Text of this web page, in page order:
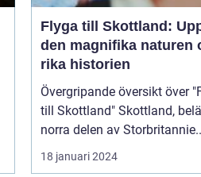
Flyga till Skottland:
den magnifika naturen
rika historien
Övergripande översikt över
till Skottland" Skottland, beläget i
norra delen av
18 januari 2024